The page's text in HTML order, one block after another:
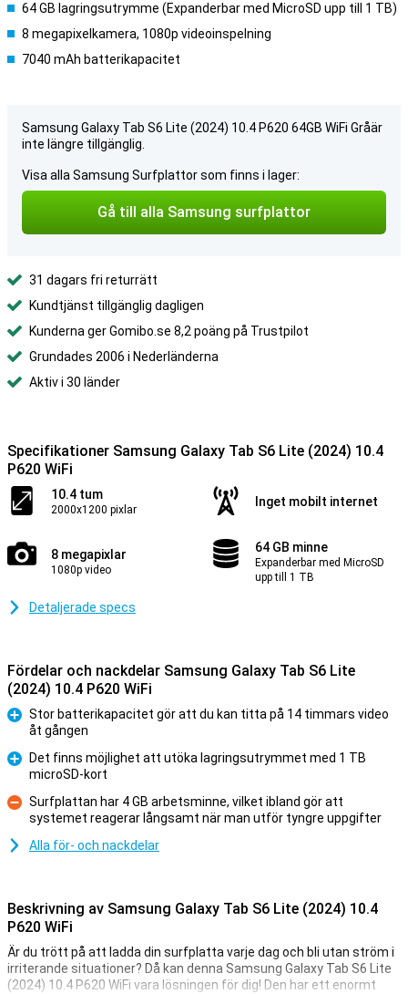
64 GB lagringsutrymme (Expanderbar med MicroSD upp till 1 TB)
8 megapixelkamera, 1080p videoinspelning
7040 mAh batterikapacitet
Samsung Galaxy Tab S6 Lite (2024) 10.4 P620 64GB WiFi Gråär
inte längre tillgänglig.
Visa alla Samsung Surfplattor som finns i lager:
Gå till alla Samsung surfplattor
31 dagars fri returrätt
Kundtjänst tillgänglig dagligen
Kunderna ger Gomibo.se 8,2 poäng på Trustpilot
Grundades 2006 i Nederländerna
Aktiv i 30 länder
Specifikationer Samsung Galaxy Tab S6 Lite (2024) 10.4
P620 WiFi
10.4 tum
2000x1200 pixlar
Inget mobilt internet
8 megapixlar
1080p video
64 GB minne
Expanderbar med MicroSD
upp till 1 TB
Detaljerade specs
Fördelar och nackdelar Samsung Galaxy Tab S6 Lite
(2024) 10.4 P620 WiFi
Fördelar
Stor batterikapacitet gör att du kan titta på 14 timmars video
åt gången
Fördelar
Det finns möjlighet att utöka lagringsutrymmet med 1 TB
microSD-kort
Nackdelar
Surfplattan har 4 GB arbetsminne, vilket ibland gör att
systemet reagerar långsamt när man utför tyngre uppgifter
Alla för- och nackdelar
Beskrivning av Samsung Galaxy Tab S6 Lite (2024) 10.4
P620 WiFi
Är du trött på att ladda din surfplatta varje dag och bli utan ström i
irriterande situationer? Då kan denna Samsung Galaxy Tab S6 Lite
(2024) 10.4 P620 WiFi vara lösningen för dig! Den har ett enormt